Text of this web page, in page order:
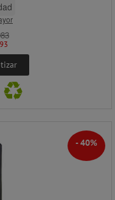
- 40%